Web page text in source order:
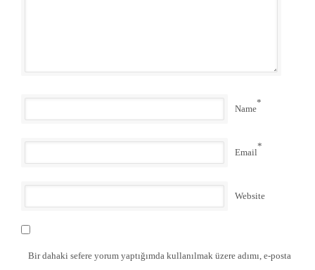
Name
*
Email
*
Website
Bir dahaki sefere yorum yaptığımda kullanılmak üzere adımı, e-posta